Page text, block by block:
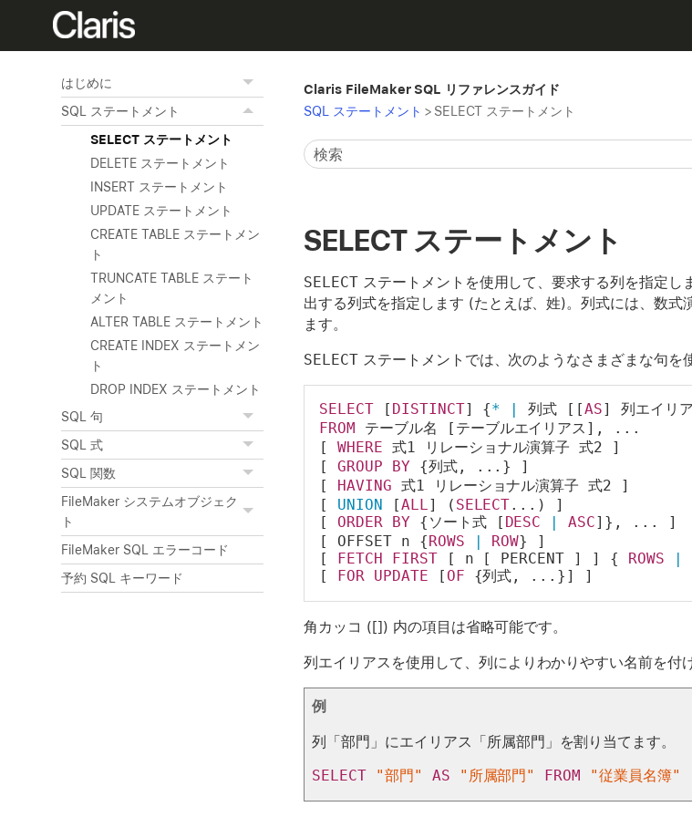
はじめに
SQL ステートメント
SELECT ステートメント
DELETE ステートメント
INSERT ステートメント
UPDATE ステートメント
CREATE TABLE ステートメン
ト
TRUNCATE TABLE ステート
メント
ALTER TABLE ステートメント
CREATE INDEX ステートメン
ト
DROP INDEX ステートメント
SQL 句
SQL 式
SQL 関数
FileMaker システムオブジェク
ト
FileMaker SQL エラーコード
予約 SQL キーワード
Claris FileMaker SQL リファレンスガイド
SQL ステートメント > SELECT ステートメント
SELECT ステートメント
SELECTステートメントを使用して、要求する列を指定し
出する列式を指定します (たとえば、姓)。列式には、数式
ます。
SELECTステートメントでは、次のようなさまざまな句を
SELECT [ DISTINCT] {* | 列式 [[AS] 列エイ
FROM テーブル名 [テーブルエイリアス], ...
[ WHERE 式1 リレーショナル演算子 式2 ]
[ GROUP BY {列式, ...} ]
[ HAVING 式1 リレーショナル演算子 式2 ]
[ UNION [ALL] ( SELECT...) ]
[ ORDER BY {ソート式 [ DESC | ASC]}, ... ]
[ OFFSET n {ROWS | ROW} ]
[ FETCH FIRST [ n [ PERCENT ] ] { ROWS |
[ FOR UPDATE [ OF {列式, ...}] ]
角カッコ ([]) 内の項目は省略可能です。
列エイリアス を使用して、列によりわかりやすい名前を付
例
列「部門 」にエイリアス「所属部門 」を割り当てます。
SELECT
"部門" AS "所属部門" FROM "従業員名簿"